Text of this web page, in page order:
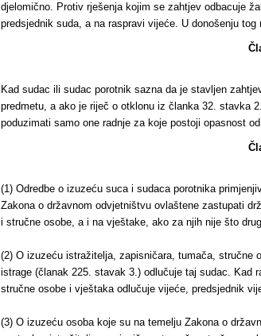
djelomično. Protiv rješenja kojim se zahtjev odbacuje
predsjednik suda, a na raspravi vijeće. U donošenju
Kad sudac ili sudac porotnik sazna da je stavljen
predmetu, a ako je riječ o otklonu iz članka 32. stavka
poduzimati samo one radnje za koje postoji opasnost
(1) Odredbe o izuzeću suca i sudaca porotnika
Zakona o državnom odvjetništvu ovlaštene zastupati
i stručne osobe, a i na vještake, ako za njih nije što
(2) O izuzeću istražitelja, zapisničara, tumača, stručne
istrage (članak 225. stavak 3.) odlučuje taj sudac. Kad
stručne osobe i vještaka odlučuje vijeće, predsjednik
(3) O izuzeću osoba koje su na temelju Zakona o